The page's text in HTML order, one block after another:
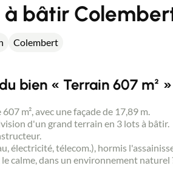
à bâtir
Colembert
bien « Terrain 607 m² »
m², avec une façade de 17,89 m.
d'un grand terrain en 3 lots à bâtir.
électricité, télecom.), hormis
calme, dans un environnement